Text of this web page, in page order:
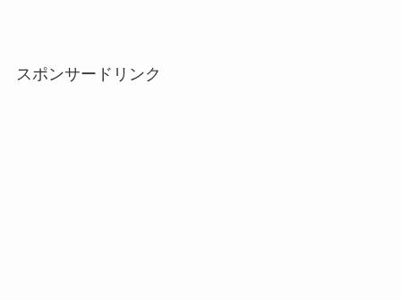
スポンサードリンク